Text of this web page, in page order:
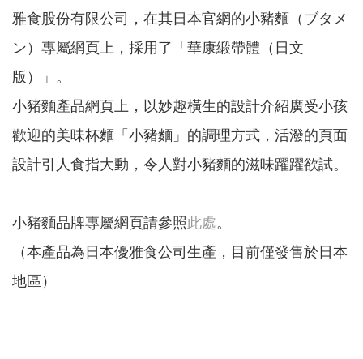
雅食股份有限公司，在其日本官網的小豬麵（ブタメ
ン）專屬網頁上，採用了「華康緞帶體（日文
版）」。
小豬麵產品網頁上，以妙趣橫生的設計介紹廣受小孩
歡迎的美味杯麵「小豬麵」的調理方式，活潑的頁面
設計引人食指大動，令人對小豬麵的滋味躍躍欲試。
小豬麵品牌專屬網頁請參照此處。
（本產品為日本優雅食公司生產，目前僅發售於日本
地區）